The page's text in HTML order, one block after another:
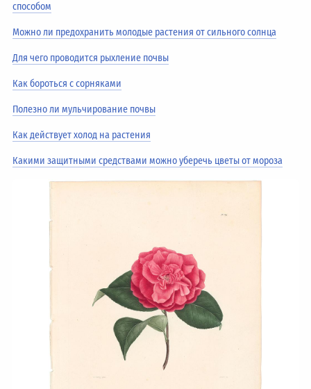
способом
Можно ли предохранить молодые растения от сильного солнца
Для чего проводится рыхление почвы
Как бороться с сорняками
Полезно ли мульчирование почвы
Как действует холод на растения
Какими защитными средствами можно уберечь цветы от мороза